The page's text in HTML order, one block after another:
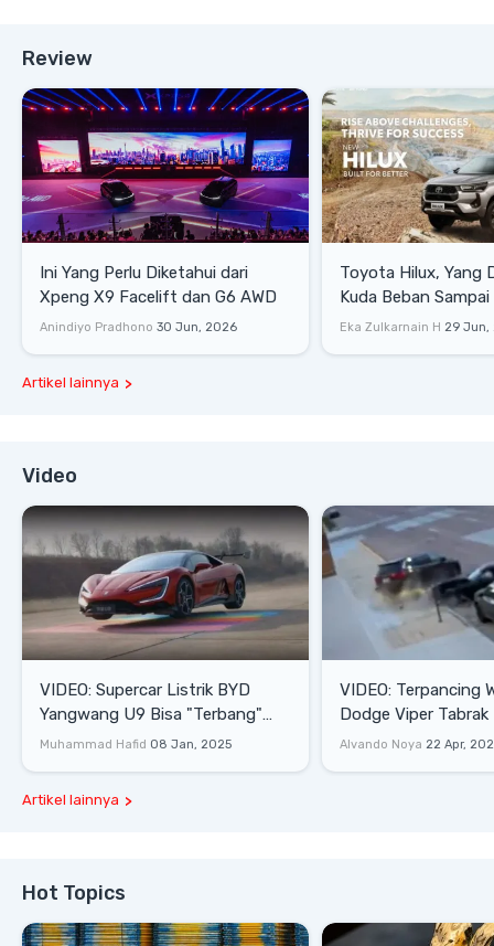
Review
Ini Yang Perlu Diketahui dari
Xpeng X9 Facelift dan G6 AWD
Anindiyo Pradhono 30 Jun, 2026
Toyota Hilux, Yang
Kuda Beban
Lifestyle
Eka Zulkarnain H 29 Jun,
Artikel lainnya
Video
VIDEO: Supercar Listrik BYD
Yangwang U9 Bisa "Terbang"
Lewati Rintangan
Muhammad Hafid 08 Jan, 2025
VIDEO: Terpancing
Dodge Viper Tabrak
Saat Burnout
Alvando Noya 22 Apr,
Artikel lainnya
Hot Topics